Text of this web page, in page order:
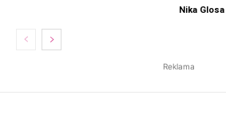
Nika Glosa
Reklama